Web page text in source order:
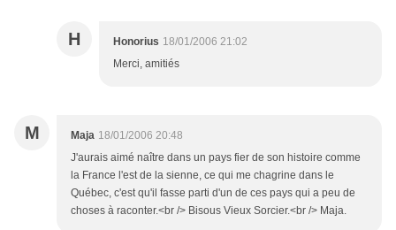
H Honorius 18/01/2006 21:02
Merci, amitiés
M Maja 18/01/2006 20:48
J'aurais aimé naître dans un pays fier de son histoire comme
la France l'est de la sienne, ce qui me chagrine dans le
Québec, c'est qu'il fasse parti d'un de ces pays qui a peu de
choses à raconter.<br /> Bisous Vieux Sorcier.<br /> Maja.